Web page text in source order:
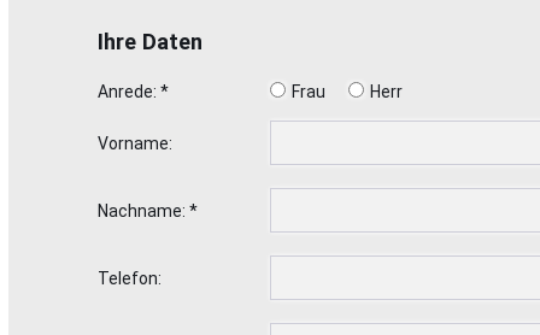
Ihre Daten
Anrede: * Frau Herr
Vorname:
Nachname: *
Telefon: